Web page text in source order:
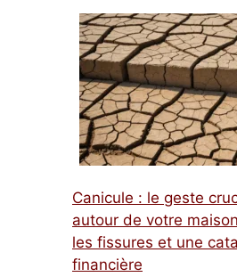
Canicule : le geste
autour de votre
les fissures et une
financière